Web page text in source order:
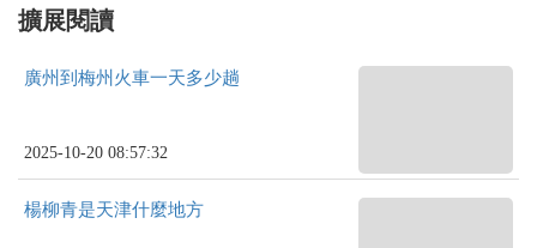
擴展閱讀
廣州到梅州火車一天多少趟
2025-10-20 08:57:32
楊柳青是天津什麼地方